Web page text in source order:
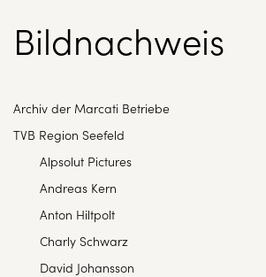
Bildnachweis
Archiv der Marcati Betriebe
TVB Region Seefeld
Alpsolut Pictures
Andreas Kern
Anton Hiltpolt
Charly Schwarz
David Johansson